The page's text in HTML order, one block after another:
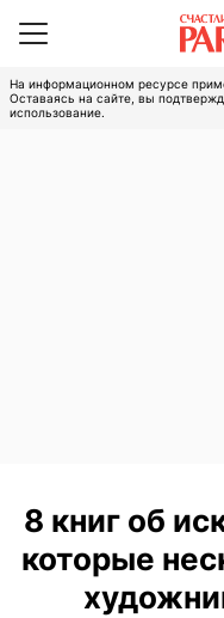
На информационном ресурсе
Оставаясь на сайте, вы
использование.
8 книг об
которые